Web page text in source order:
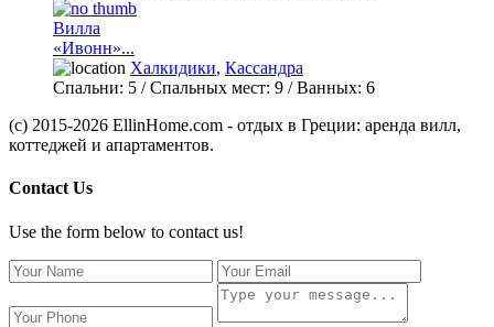
Вилла
«Ивонн»...
Халкидики, Кассандра
Спальни: 5 / Спальных мест: 9 /Ванных: 6
(c) 2015-2026 EllinHome.com - отдых в Греции: аренда вилл,
коттеджей и апартаментов.
Contact Us
Use the form below to contact us!